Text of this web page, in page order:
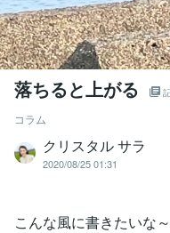
落ちると上がる
コラム
クリスタル サラ
2020/08/25 01:31
こんな風に書きたいな